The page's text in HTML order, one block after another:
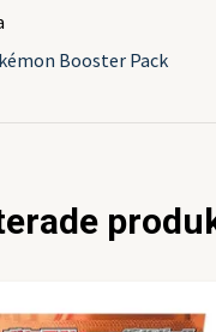
Booster Pack